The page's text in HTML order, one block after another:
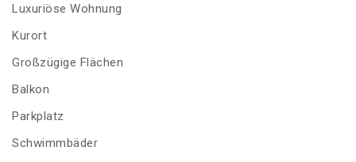
Luxuriöse Wohnung
Kurort
Großzügige Flächen
Balkon
Parkplatz
Schwimmbäder